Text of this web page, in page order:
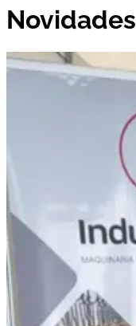
Novidades